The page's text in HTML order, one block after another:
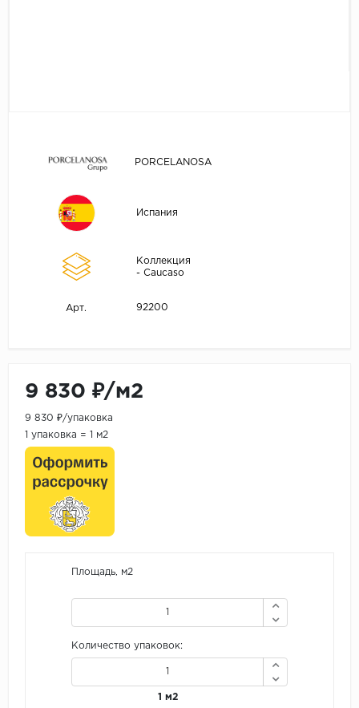
PORCELANOSA
Испания
Коллекция
- Caucaso
Арт. 92200
9 830 ₽/м2
9 830 ₽/упаковка
1 упаковка = 1 м2
Площадь, м2
Количество упаковок:
1 м2